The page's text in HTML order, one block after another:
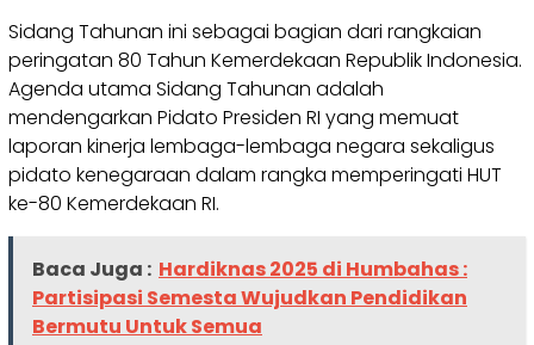
Sidang Tahunan ini sebagai bagian dari rangkaian
peringatan 80 Tahun Kemerdekaan Republik Indonesia.
Agenda utama Sidang Tahunan adalah
mendengarkan Pidato Presiden RI yang memuat
laporan kinerja lembaga-lembaga negara sekaligus
pidato kenegaraan dalam rangka memperingati HUT
ke-80 Kemerdekaan RI.
Baca Juga : Hardiknas 2025 di Humbahas :
Partisipasi Semesta Wujudkan Pendidikan
Bermutu Untuk Semua